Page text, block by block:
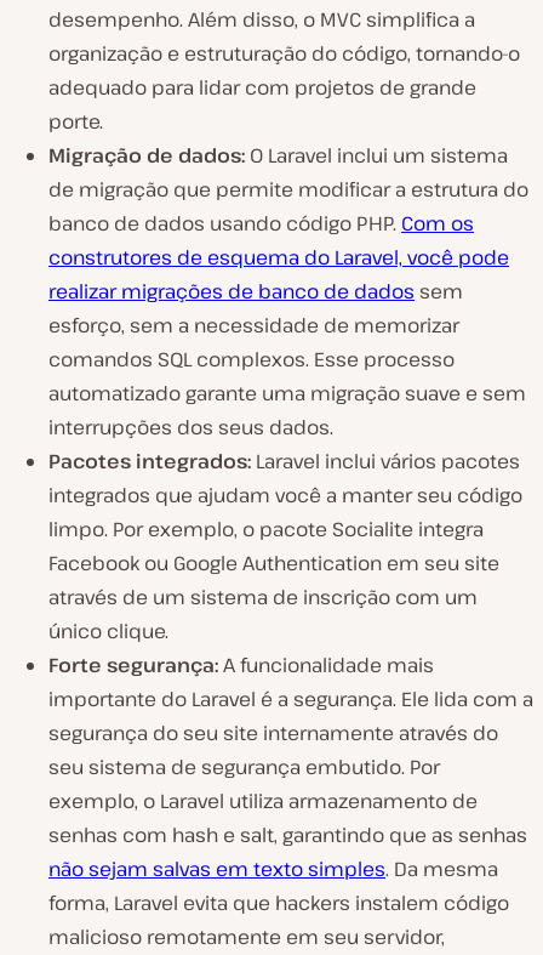
desempenho. Além disso, o MVC simplifica a
organização e estruturação do código, tornando-o
adequado para lidar com projetos de grande
porte.
Migração de dados: O Laravel inclui um sistema
de migração que permite modificar a estrutura do
banco de dados usando código PHP. Com os
construtores de esquema do Laravel, você pode
realizar migrações de banco de dados sem
esforço, sem a necessidade de memorizar
comandos SQL complexos. Esse processo
automatizado garante uma migração suave e sem
interrupções dos seus dados.
Pacotes integrados: Laravel inclui vários pacotes
integrados que ajudam você a manter seu código
limpo. Por exemplo, o pacote Socialite integra
Facebook ou Google Authentication em seu site
através de um sistema de inscrição com um
único clique.
Forte segurança:A funcionalidade mais
importante do Laravel é a segurança. Ele lida com a
segurança do seu site internamente através do
seu sistema de segurança embutido. Por
exemplo, o Laravel utiliza armazenamento de
senhas com hash e salt, garantindo que as senhas
não sejam salvas em texto simples. Da mesma
forma, Laravel evita que hackers instalem código
malicioso remotamente em seu servidor,